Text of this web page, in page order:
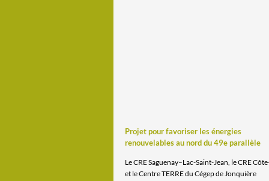
Projet pour favoriser les énergies
renouvelables au nord du 49e parallèle
Le CRE Saguenay–Lac-Saint-Jean, le CRE
et le Centre TERRE du Cégep de Jonquière